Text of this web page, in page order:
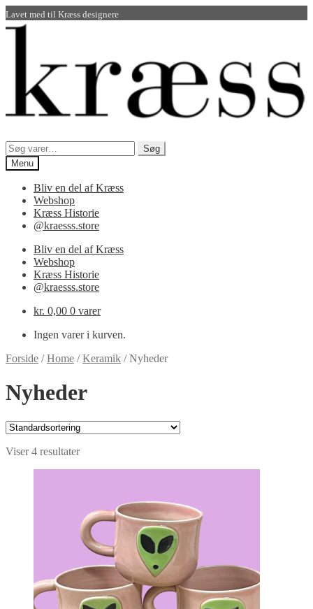
Lavet med til Kræss designere
Spring
Spring
Søg
efter:
Søg
Menu
Bliv en del af Kræss
Webshop
Kræss Historie
@kraesss.store
Bliv en del af Kræss
Webshop
Kræss Historie
@kraesss.store
kr. 0,00 0 varer
Ingen varer i kurven.
Forside /Home /Keramik /Nyheder
Nyheder
Viser 4 resultater